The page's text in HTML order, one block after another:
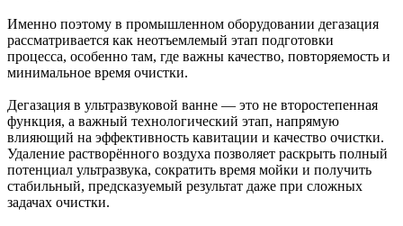
Именно поэтому в промышленном оборудовании дегазация
рассматривается как неотъемлемый этап подготовки
процесса, особенно там, где важны качество, повторяемость и
минимальное время очистки.
Дегазация в ультразвуковой ванне — это не второстепенная
функция, а важный технологический этап, напрямую
влияющий на эффективность кавитации и качество очистки.
Удаление растворённого воздуха позволяет раскрыть полный
потенциал ультразвука, сократить время мойки и получить
стабильный, предсказуемый результат даже при сложных
задачах очистки.